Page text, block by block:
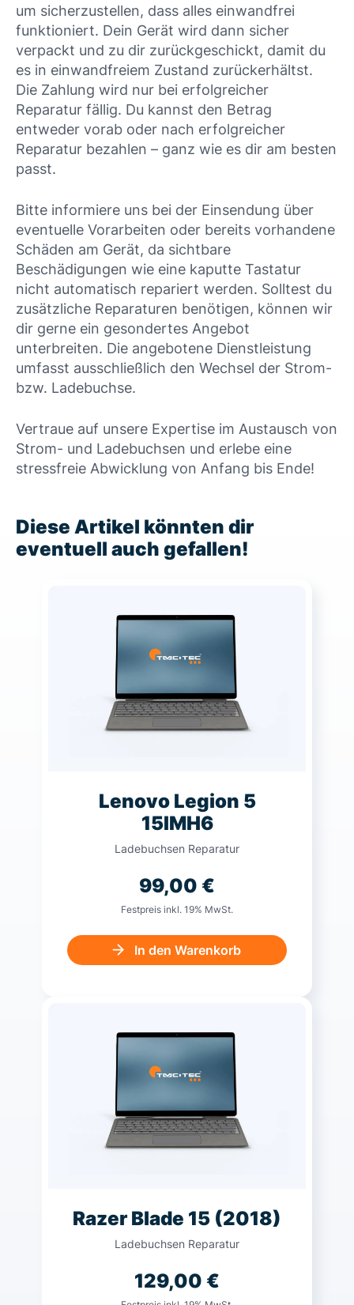
um sicherzustellen, dass alles einwandfrei
funktioniert. Dein Gerät wird dann sicher
verpackt und zu dir zurückgeschickt, damit du
es in einwandfreiem Zustand zurückerhältst.
Die Zahlung wird nur bei erfolgreicher
Reparatur fällig. Du kannst den Betrag
entweder vorab oder nach erfolgreicher
Reparatur bezahlen – ganz wie es dir am besten
passt.
Bitte informiere uns bei der Einsendung über
eventuelle Vorarbeiten oder bereits vorhandene
Schäden am Gerät, da sichtbare
Beschädigungen wie eine kaputte Tastatur
nicht automatisch repariert werden. Solltest du
zusätzliche Reparaturen benötigen, können wir
dir gerne ein gesondertes Angebot
unterbreiten. Die angebotene Dienstleistung
umfasst ausschließlich den Wechsel der Strom-
bzw. Ladebuchse.
Vertraue auf unsere Expertise im Austausch von
Strom- und Ladebuchsen und erlebe eine
stressfreie Abwicklung von Anfang bis Ende!
Diese Artikel könnten dir
eventuell auch gefallen!
Lenovo Legion 5
15IMH6
Ladebuchsen Reparatur
99,00 €
Festpreis inkl. 19% MwSt.
In den Warenkorb
Razer Blade 15 (2018)
Ladebuchsen Reparatur
129,00 €